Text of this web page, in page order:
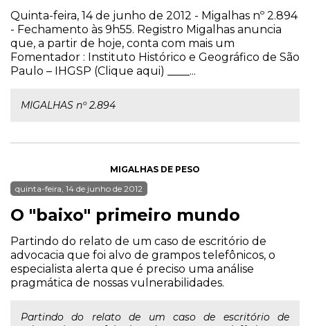
Quinta-feira, 14 de junho de 2012 - Migalhas nº 2.894
- Fechamento às 9h55. Registro Migalhas anuncia
que, a partir de hoje, conta com mais um
Fomentador : Instituto Histórico e Geográfico de São
Paulo – IHGSP (Clique aqui) ____...
MIGALHAS nº 2.894
MIGALHAS DE PESO
quinta-feira, 14 de junho de 2012
O "baixo" primeiro mundo
Partindo do relato de um caso de escritório de
advocacia que foi alvo de grampos telefônicos, o
especialista alerta que é preciso uma análise
pragmática de nossas vulnerabilidades.
Partindo do relato de um caso de escritório de